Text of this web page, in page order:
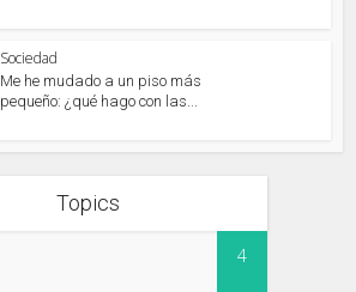
Sociedad
Me he mudado a un piso más
pequeño: ¿qué hago con las...
Topics
4